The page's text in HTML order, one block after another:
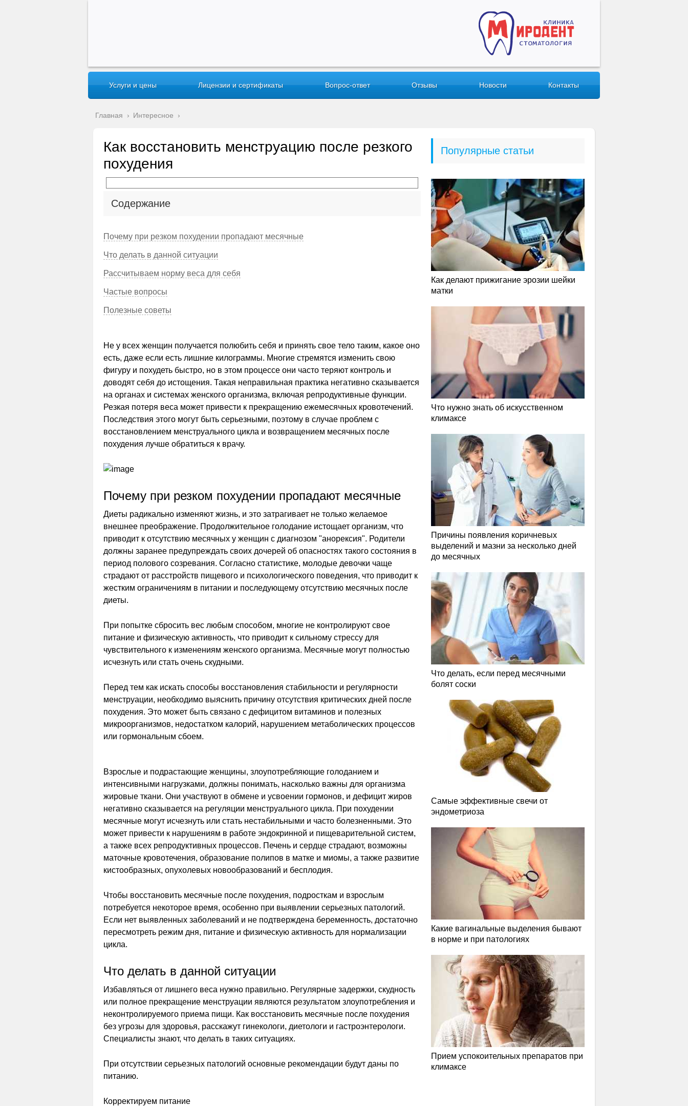
Услуги и цены Лицензии и сертификаты Вопрос-ответ Отзывы Новости Контакты
Главная › Интересное ›
Как восстановить менструацию после резкого
похудения
Содержание
Почему при резком похудении пропадают месячные
Что делать в данной ситуации
Рассчитываем норму веса для себя
Частые вопросы
Полезные советы
Не у всех женщин получается полюбить себя и принять свое тело таким, какое оно
есть, даже если есть лишние килограммы. Многие стремятся изменить свою
фигуру и похудеть быстро, но в этом процессе они часто теряют контроль и
доводят себя до истощения. Такая неправильная практика негативно сказывается
на органах и системах женского организма, включая репродуктивные функции.
Резкая потеря веса может привести к прекращению ежемесячных кровотечений.
Последствия этого могут быть серьезными, поэтому в случае проблем с
восстановлением менструального цикла и возвращением месячных после
похудения лучше обратиться к врачу.
Почему при резком похудении пропадают месячные
Диеты радикально изменяют жизнь, и это затрагивает не только желаемое
внешнее преображение. Продолжительное голодание истощает организм, что
приводит к отсутствию месячных у женщин с диагнозом "анорексия". Родители
должны заранее предупреждать своих дочерей об опасностях такого состояния в
период полового созревания. Согласно статистике, молодые девочки чаще
страдают от расстройств пищевого и психологического поведения, что приводит к
жестким ограничениям в питании и последующему отсутствию месячных после
диеты.
При попытке сбросить вес любым способом, многие не контролируют свое
питание и физическую активность, что приводит к сильному стрессу для
чувствительного к изменениям женского организма. Месячные могут полностью
исчезнуть или стать очень скудными.
Перед тем как искать способы восстановления стабильности и регулярности
менструации, необходимо выяснить причину отсутствия критических дней после
похудения. Это может быть связано с дефицитом витаминов и полезных
микроорганизмов, недостатком калорий, нарушением метаболических процессов
или гормональным сбоем.
Взрослые и подрастающие женщины, злоупотребляющие голоданием и
интенсивными нагрузками, должны понимать, насколько важны для организма
жировые ткани. Они участвуют в обмене и усвоении гормонов, и дефицит жиров
негативно сказывается на регуляции менструального цикла. При похудении
месячные могут исчезнуть или стать нестабильными и часто болезненными. Это
может привести к нарушениям в работе эндокринной и пищеварительной систем,
а также всех репродуктивных процессов. Печень и сердце страдают, возможны
маточные кровотечения, образование полипов в матке и миомы, а также развитие
кистообразных, опухолевых новообразований и бесплодия.
Чтобы восстановить месячные после похудения, подросткам и взрослым
потребуется некоторое время, особенно при выявлении серьезных патологий.
Если нет выявленных заболеваний и не подтверждена беременность, достаточно
пересмотреть режим дня, питание и физическую активность для нормализации
цикла.
Что делать в данной ситуации
Избавляться от лишнего веса нужно правильно. Регулярные задержки, скудность
или полное прекращение менструации являются результатом злоупотребления и
неконтролируемого приема пищи. Как восстановить месячные после похудения
без угрозы для здоровья, расскажут гинекологи, диетологи и гастроэнтерологи.
Специалисты знают, что делать в таких ситуациях.
При отсутствии серьезных патологий основные рекомендации будут даны по
питанию.
Корректируем питание
Популярные статьи
Как делают прижигание эрозии шейки
матки
Что нужно знать об искусственном
климаксе
Причины появления коричневых
выделений и мазни за несколько дней
до месячных
Что делать, если перед месячными
болят соски
Самые эффективные свечи от
эндометриоза
Какие вагинальные выделения бывают
в норме и при патологиях
Прием успокоительных препаратов при
климаксе